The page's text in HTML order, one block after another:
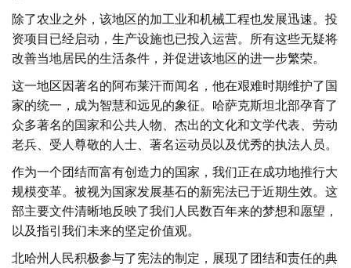
除了农业之外，该地区的加工业和机械工程也发展迅速。投
资项目已经启动，生产设施也已投入运营。所有这些无疑将
改善当地居民的生活条件，并促进该地区的进一步繁荣。
这一地区因著名的阿布莱汗而闻名，他在艰难时期维护了国
家的统一，成为智慧和远见的象征。哈萨克斯坦北部孕育了
众多著名的国家和公共人物、杰出的文化和文学代表、劳动
老兵、受人尊敬的人士、著名运动员以及优秀的执法人员。
作为一个团结而富有创造力的国家，我们正在成功地推行大
规模变革。被视为国家发展基石的新宪法已于近期生效。这
部主要文件清晰地反映了我们人民数百年来的梦想和愿望，
以及指引我们未来的坚定价值观。
北哈州人民积极参与了宪法的制定，展现了团结和责任的典